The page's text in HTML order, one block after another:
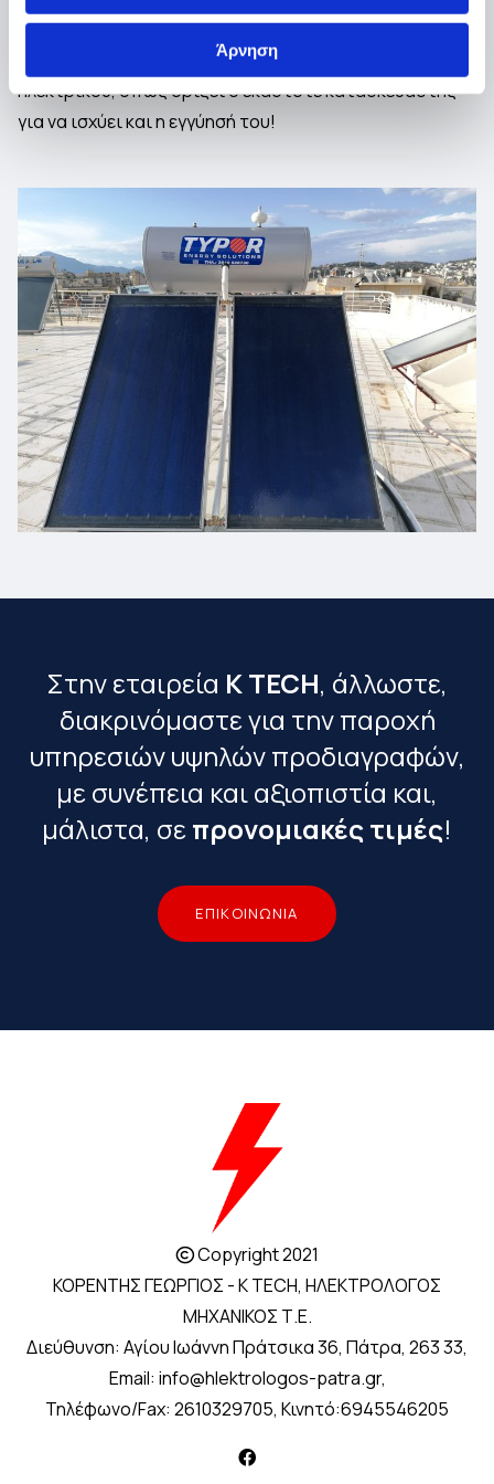
Άρνηση
Διασφαλίζουμε τησωστή εγκατάστασητου
θερμοσίφωνα-ηλιακού και
ηλεκτρικού, όπως ορίζει ο εκάστοτε κατασκευαστής
για να ισχύει και η εγγύησή του!
Στην εταιρεία K TECH, άλλωστε,
διακρινόμαστε για την παροχή
υπηρεσιών υψηλών προδιαγραφών,
με συνέπεια και αξιοπιστία και,
μάλιστα, σε προνομιακές τιμές!
ΕΠΙΚΟΙΝΩΝΙΑ
Copyright 2021
ΚΟΡΕΝΤΗΣ ΓΕΩΡΓΙΟΣ - K TECH, ΗΛΕΚΤΡΟΛΟΓΟΣ
ΜΗΧΑΝΙΚΟΣ Τ.Ε.
Διεύθυνση: Αγίου Ιωάννη Πράτσικα 36, Πάτρα, 263 33,
Email: info@hlektrologos-patra.gr,
Τηλέφωνο/Fax: 2610329705, Κινητό:6945546205
